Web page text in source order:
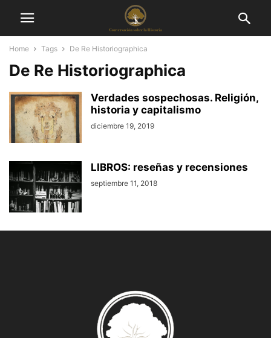
Home Tags De Re Historiographica
De Re Historiographica
Verdades sospechosas. Religión,
historia y capitalismo
diciembre 19, 2019
LIBROS: reseñas y recensiones
septiembre 11, 2018